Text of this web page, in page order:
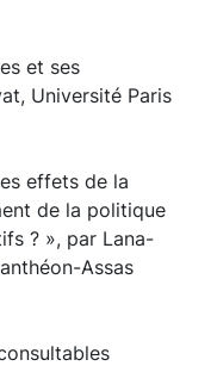
et ses
Université Paris
effets de la
de la politique
? », par Lana-
Assas